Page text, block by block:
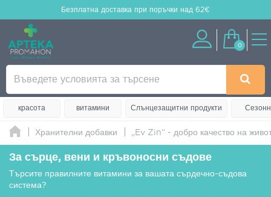
Безплатна доставка при поръчки над 62€
0
красота витамини Слънцезащитни продукти
Хранителни добавки „Ev Zin“ - добро качество на
За сърце, вени и кръвоносни съдове
Търсите правилните витамини за вашата сърдечно-съдова
система?